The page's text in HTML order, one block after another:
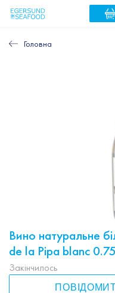
Головна
Вино натуральне
de la Pipa blanc
Закінчилось